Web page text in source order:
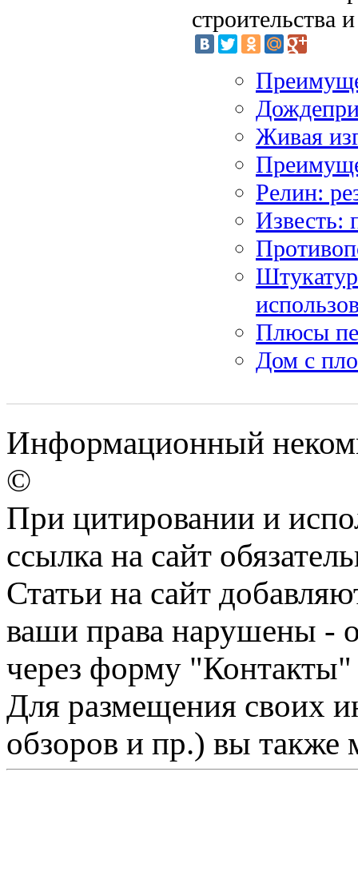
строительства
Живая
Релин:
Известь:
Плюсы
Дом с
Информационный
©
При цитировании и
ссылка на сайт
Статьи на сайт
ваши права нарушены -
через форму "Контакты"
Для размещения своих
обзоров и пр.) вы также